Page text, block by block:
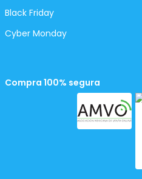
Black Friday
Cyber Monday
Compra 100% segura